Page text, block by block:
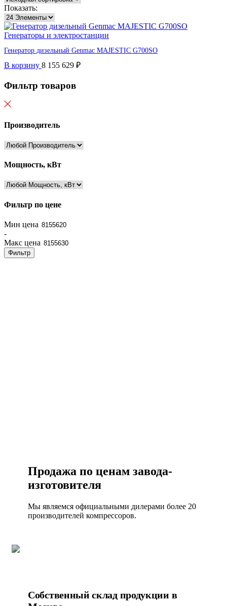
Показать:
Генераторы и электростанции
Генератор дизельный Genmac MAJESTIC G700SO
В корзину 8 155 629 ₽
Фильтр товаров
Производитель
Мощность, кВт
Фильтр по цене
Мин цена
-
Макс цена
Фильтр
Продажа по ценам завода-
изготовителя
Мы являемся официальными дилерами более 20
производителей компрессоров.
Собственный склад продукции в